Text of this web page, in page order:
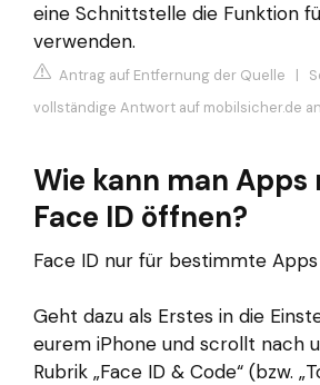
eine Schnittstelle die Funktion
verwenden.
Antrag auf Entfernung der Quelle |
vollständige Antwort auf mobilsicher.de an
Wie kann man
Face ID öffnen?
Face ID nur für bestimmte
Geht dazu als Erstes in die
eurem iPhone und scrollt nach
Rubrik „Face ID & Code“ (bzw.